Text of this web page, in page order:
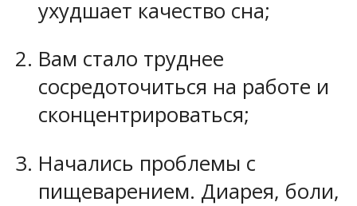
ухудшает качество сна;
Вам стало труднее
сосредоточиться на работе и
сконцентрироваться;
Начались проблемы с
пищеварением. Диарея, боли,